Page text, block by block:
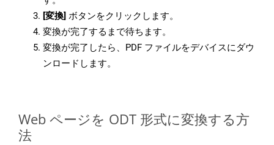
[変換] ボタンをクリックします。
変換が完了するまで待ちます。
変換が完了したら、PDF ファイルをデバイスにダウ
ンロードします。
Web ページを ODT 形式に変換する方
法